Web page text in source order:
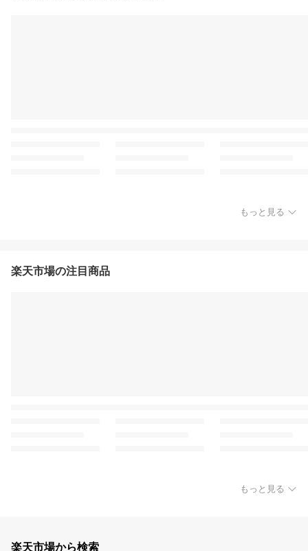
もっと見る
楽天市場の注目商品
もっと見る
楽天市場から検索